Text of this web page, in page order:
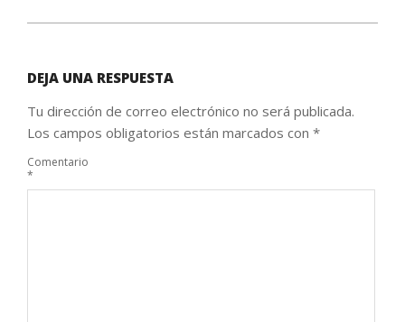
DEJA UNA RESPUESTA
Tu dirección de correo electrónico no será publicada.
Los campos obligatorios están marcados con *
Comentario
*